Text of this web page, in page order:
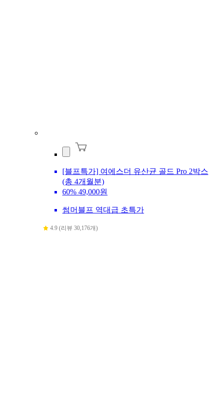
[블프특가] 여에스더 유산균 골드 Pro 2박스
(총 4개월분)
60% 49,000원
썸머블프 역대급 초특가
4.9 (리뷰 30,176개)